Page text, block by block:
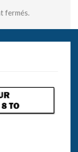
fermés.